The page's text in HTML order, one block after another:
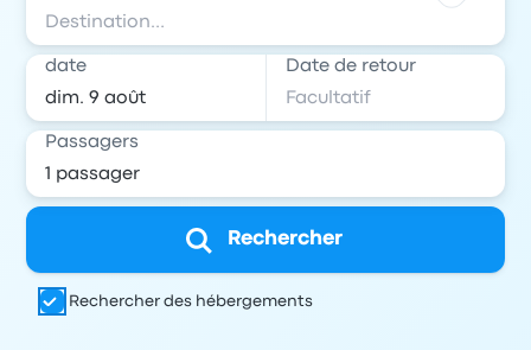
date Date de retour
Passagers
Rechercher
Rechercher des hébergements